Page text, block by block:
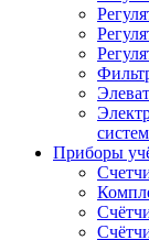
Приборы